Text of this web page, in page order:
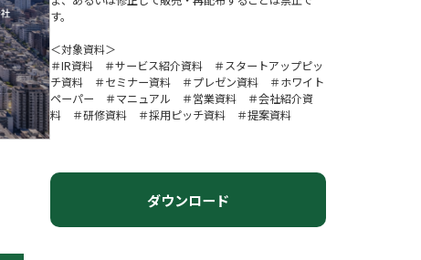
す。
＜対象資料＞
＃IR資料 ＃サービス紹介資料 ＃スタートアップピッ
チ資料 ＃セミナー資料 ＃プレゼン資料 ＃ホワイト
ペーパー ＃マニュアル ＃営業資料 ＃会社紹介資
料 ＃研修資料 ＃採用ピッチ資料 ＃提案資料
ダウンロード